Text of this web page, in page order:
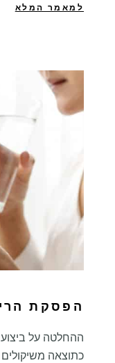
למאמר המלא
הפסקת
ההחלטה על
כתוצאה